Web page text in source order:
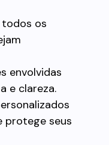
todos os
envolvidas
e clareza.
protege seus